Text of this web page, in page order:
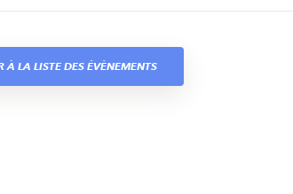
À LA LISTE DES ÉVÈNEMENTS